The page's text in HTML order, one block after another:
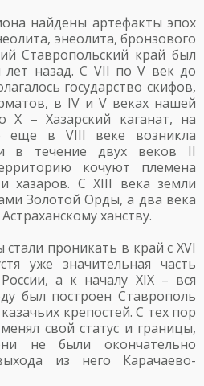
найдены артефакты эпох
энеолита, бронзового
Ставропольский край был
лет назад. С VII по V век до
государство скифов,
в IV и V веках нашей
– Хазарский каганат, на
еще в VIII веке возникла
в течение двух веков II
кочуют племена
хазаров. С XIII века земли
Золотой Орды, а два века
ханству.
стали проникать в край с XVI
уже значительная часть
а к началу XIX – вся
был построен Ставрополь
крепостей. С тех пор
свой статус и границы,
не были окончательно
из него Карачаево-